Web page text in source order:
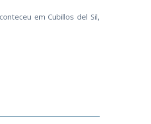
em Cubillos del Sil,